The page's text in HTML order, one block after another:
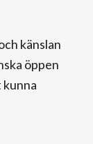
känslan
öppen